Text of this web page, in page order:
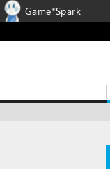
Game*Spark